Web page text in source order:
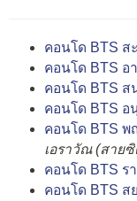
คอนโด BTS ส
คอนโด BTS อ
คอนโด BTS ส
คอนโด BTS อ
คอนโด BTS พ
เอราวัณ (สาย
คอนโด BTS ร
คอนโด BTS ส